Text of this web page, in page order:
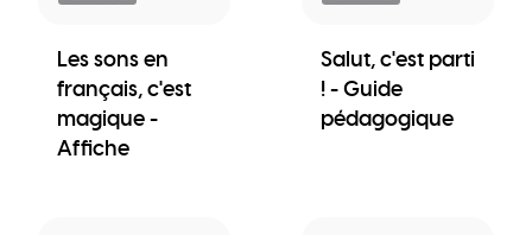
Les sons en
français, c'est
magique -
Affiche
Salut, c'est parti
! - Guide
pédagogique